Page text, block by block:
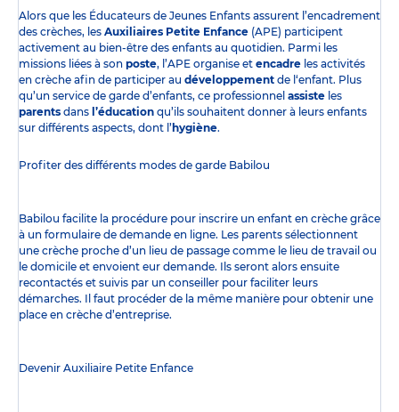
Alors que les Éducateurs de Jeunes Enfants assurent l’encadrement
des crèches, les Auxiliaires Petite Enfance (APE) participent
activement au bien-être des enfants au quotidien. Parmi les
missions liées à son poste, l’APE organise et encadre les activités
en crèche afin de participer au développement de l‘enfant. Plus
qu’un service de garde d’enfants, ce professionnel assiste les
parents dans l’éducation qu’ils souhaitent donner à leurs enfants
sur différents aspects, dont l’ hygiène.
Profiter des différents modes de garde Babilou
Babilou facilite la procédure pour inscrire un enfant en crèche grâce
à un formulaire de demande en ligne. Les parents sélectionnent
une crèche proche d’un lieu de passage comme le lieu de travail ou
le domicile et envoient eur demande. Ils seront alors ensuite
recontactés et suivis par un conseiller pour faciliter leurs
démarches. Il faut procéder de la même manière pour obtenir une
place en crèche d’entreprise.
Devenir Auxiliaire Petite Enfance